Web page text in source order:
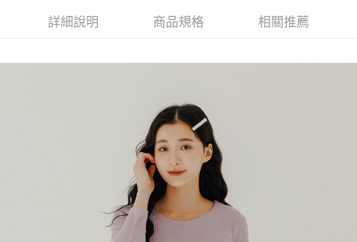
詳細說明 商品規格 相關推薦